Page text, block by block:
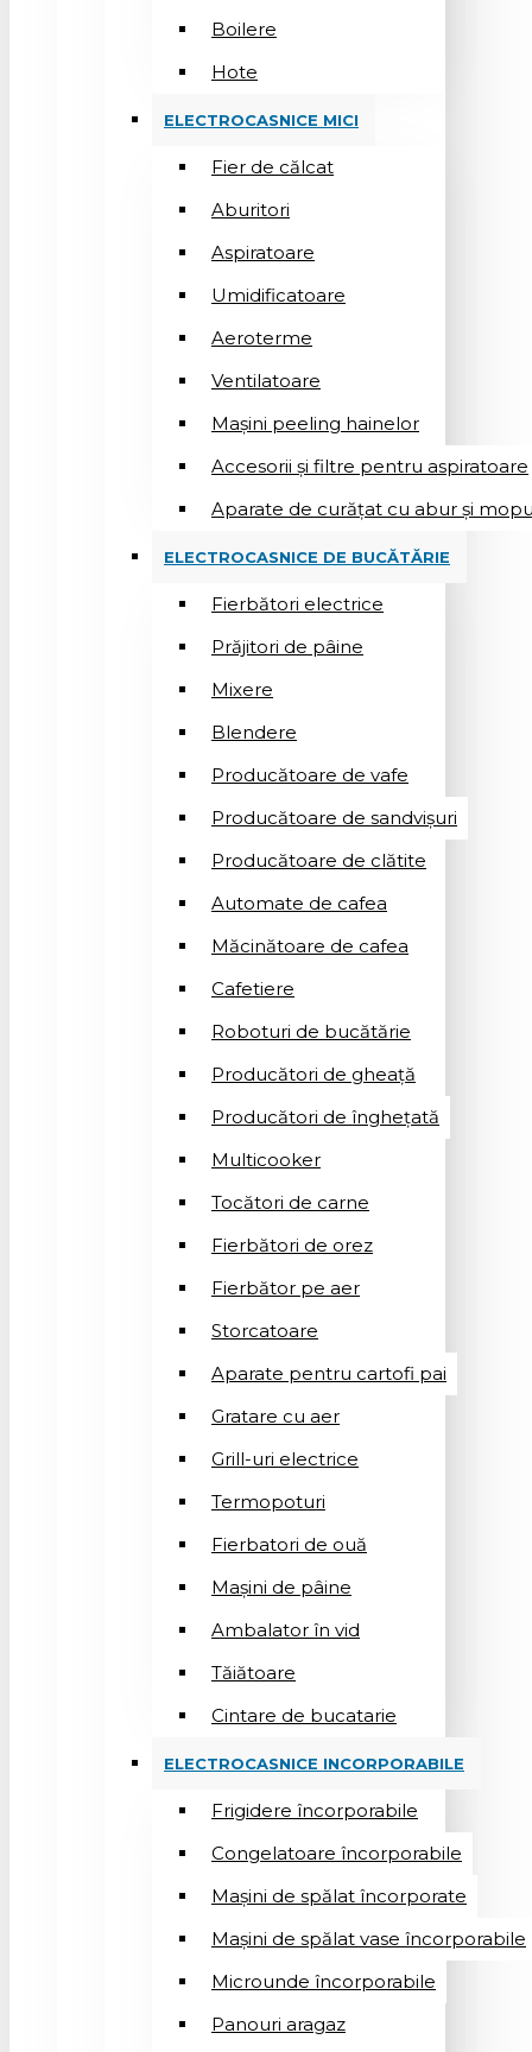
Boilere
Hote
ELECTROCASNICE MICI
Fier de călcat
Aburitori
Aspiratoare
Umidificatoare
Aeroterme
Ventilatoare
Mașini peeling hainelor
Accesorii și filtre pentru aspiratoare
Aparate de curățat cu abur și
ELECTROCASNICE DE BUCĂTĂRIE
Fierbători electrice
Prăjitori de pâine
Mixere
Blendere
Producătoare de vafe
Producătoare de sandvişuri
Producătoare de clătite
Automate de cafea
Măcinătoare de cafea
Cafetiere
Roboturi de bucătărie
Producători de gheață
Producători de înghețată
Multicooker
Tocători de carne
Fierbători de orez
Fierbător pe aer
Storcatoare
Aparate pentru cartofi pai
Gratare cu aer
Grill-uri electrice
Termopoturi
Fierbatori de ouă
Mașini de pâine
Ambalator în vid
Tăiătoare
Cintare de bucatarie
ELECTROCASNICE INCORPORABILE
Frigidere încorporabile
Congelatoare încorporabile
Mașini de spălat încorporate
Mașini de spălat vase încorporabile
Microunde încorporabile
Panouri aragaz